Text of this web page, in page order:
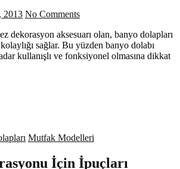
2013 No Comments
dekorasyon aksesuarı olan, banyo dolapları
sağlar. Bu yüzden banyo dolabı
kullanışlı ve fonksiyonel olmasına dikkat
Mutfak Modelleri
İçin İpuçları